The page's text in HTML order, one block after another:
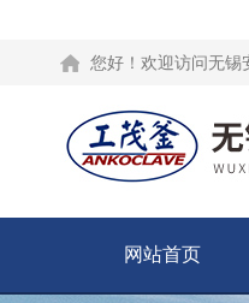
您好！欢迎访问无锡
网站首页